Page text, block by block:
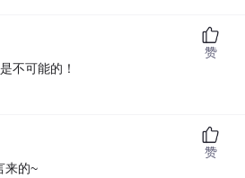
不可能的！
赞
来的~
赞